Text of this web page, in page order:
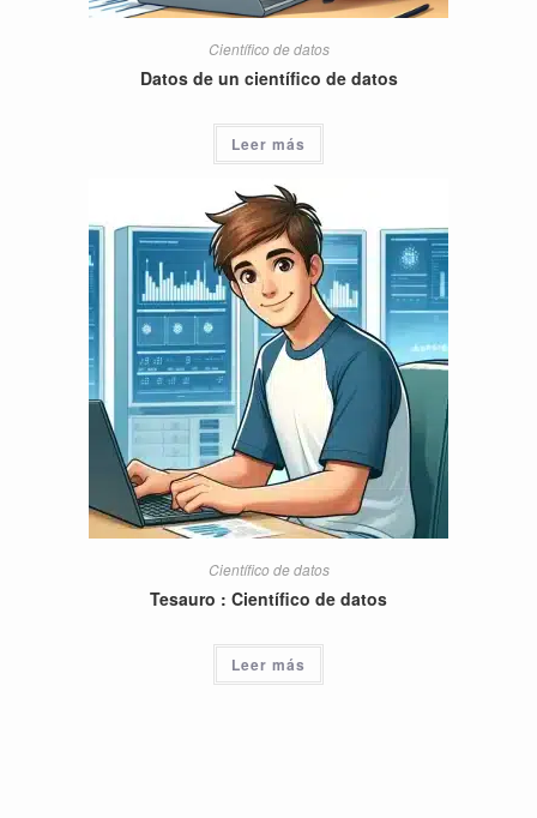
Científico de datos
Datos de un científico de datos
Leer más
Científico de datos
Tesauro : Científico de datos
Leer más